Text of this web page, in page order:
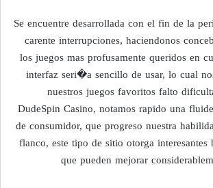
Se encuentre desarrollada con el fin de la
carente interrupciones, haciendonos
los juegos mas profusamente queridos en
interfaz seri�a sencillo de usar, lo cual
nuestros juegos favoritos falto
DudeSpin Casino, notamos rapido una
de consumidor, que progreso nuestra
flanco, este tipo de sitio otorga interesantes
que pueden mejorar